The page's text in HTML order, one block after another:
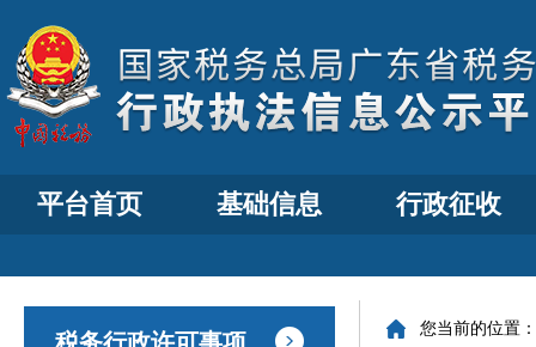
平台首页 基础信息 行政征收
您当前的位置